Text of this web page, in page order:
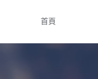
首頁